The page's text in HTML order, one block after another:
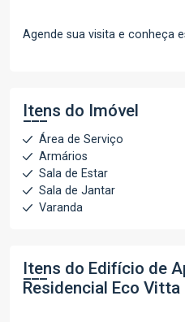
Agende sua visita e conheça
Itens do Imóvel
Área de Serviço
Armários
Sala de Estar
Sala de Jantar
Varanda
Itens do Edifício de
Residencial Eco Vitta